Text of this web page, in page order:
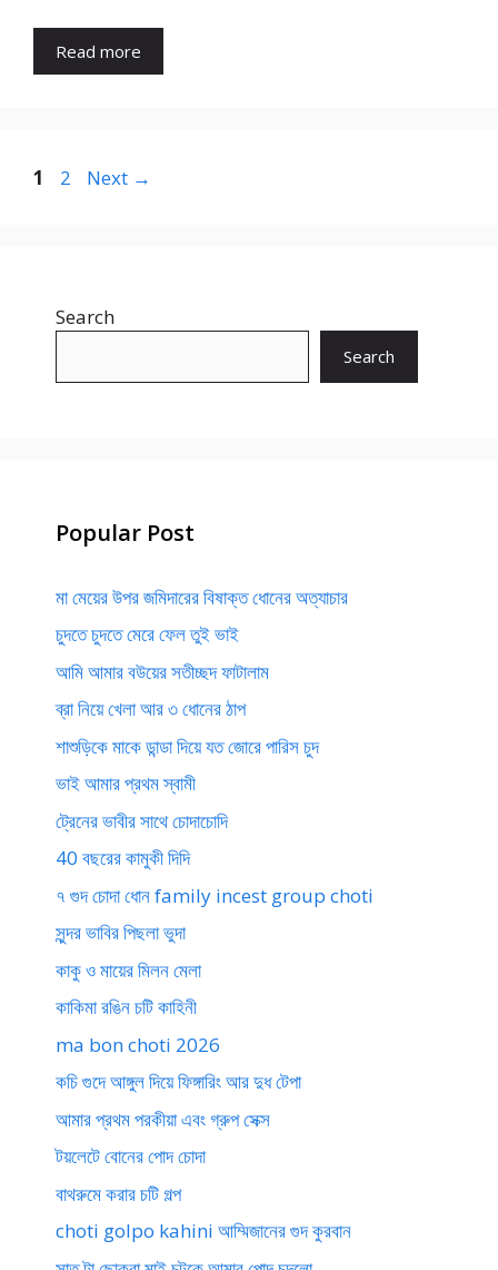
Read more
Page
1 Page
2 Next →
Search
Search
Popular Post
মা মেয়ের উপর জমিদারের বিষাক্ত ধোনের অত্যাচার
চুদতে চুদতে মেরে ফেল তুই ভাই
আমি আমার বউয়ের সতীচ্ছদ ফাটালাম
ব্রা নিয়ে খেলা আর ৩ ধোনের ঠাপ
শাশুড়িকে মাকে ডান্ডা দিয়ে যত জোরে পারিস চুদ
ভাই আমার প্রথম স্বামী
ট্রেনের ভাবীর সাথে চোদাচোদি
40 বছরের কামুকী দিদি
৭ গুদ চোদা ধোন family incest group choti
সুন্দর ভাবির পিছলা ভুদা
কাকু ও মায়ের মিলন মেলা
কাকিমা রঙিন চটি কাহিনী
ma bon choti 2026
কচি গুদে আঙ্গুল দিয়ে ফিঙ্গারিং আর দুধ টেপা
আমার প্রথম পরকীয়া এবং গ্রুপ সেক্স
টয়লেটে বোনের পোদ চোদা
বাথরুমে করার চটি গল্প
choti golpo kahini আম্মিজানের গুদ কুরবান